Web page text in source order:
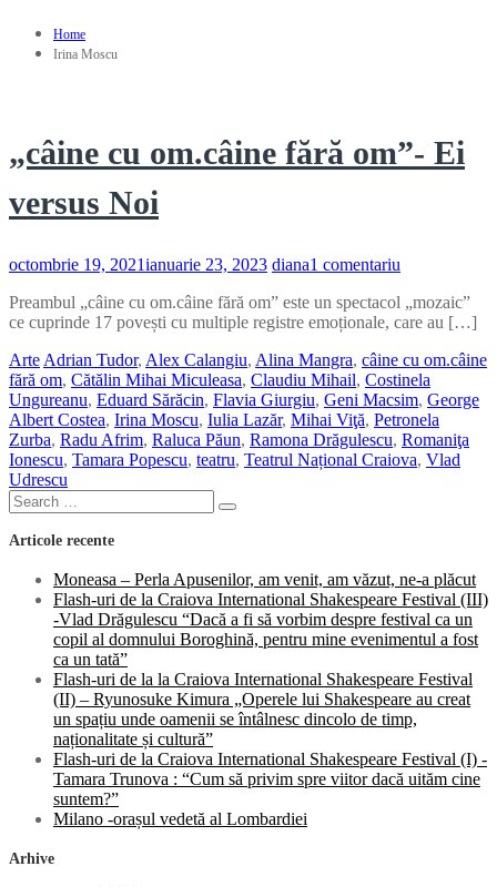
Home
Irina Moscu
„câine cu om.câine fără om”- Ei
versus Noi
octombrie 19, 2021ianuarie 23, 2023 diana1 comentariu
cu
om.câine
om”-
Ei
versus
Noi
Preambul „câine cu om.câine fără om” este un spectacol „mozaic”
ce cuprinde 17 povești cu multiple registre emoționale, care au […]
Arte Adrian Tudor, Alex Calangiu, Alina Mangra, câine cu om.câine
fără om, Cătălin Mihai Miculeasa, Claudiu Mihail, Costinela
Ungureanu, Eduard Sărăcin, Flavia Giurgiu, Geni Macsim, George
Albert Costea, Irina Moscu, Iulia Lazăr, Mihai Viţă, Petronela
Zurba, Radu Afrim, Raluca Păun, Ramona Drăgulescu, Romaniţa
Ionescu, Tamara Popescu, teatru, Teatrul Național Craiova, Vlad
Udrescu
Search
for:
Search
Articole recente
Moneasa – Perla Apusenilor, am venit, am văzut, ne-a plăcut
Flash-uri de la Craiova International Shakespeare Festival (III)
-Vlad Drăgulescu “Dacă a fi să vorbim despre festival ca un
copil al domnului Boroghină, pentru mine evenimentul a fost
ca un tată”
Flash-uri de la la Craiova International Shakespeare Festival
(II) – Ryunosuke Kimura „Operele lui Shakespeare au creat
un spațiu unde oamenii se întâlnesc dincolo de timp,
naționalitate și cultură”
Flash-uri de la Craiova International Shakespeare Festival (I) -
Tamara Trunova : “Cum să privim spre viitor dacă uităm cine
suntem?”
Milano -orașul vedetă al Lombardiei
Arhive